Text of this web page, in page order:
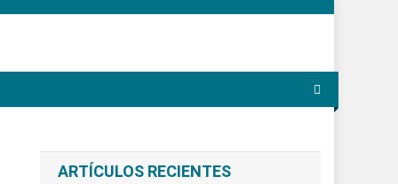
ARTÍCULOS RECIENTES